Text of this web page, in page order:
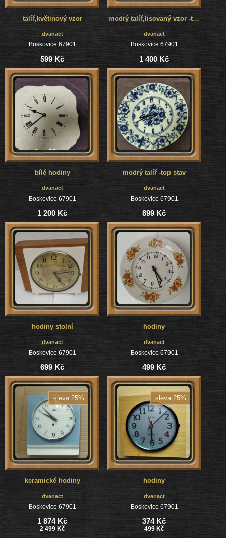
talíř,květinový vzor
dvanact
Boskovice 67901
599 Kč
modrý talíř,lisovaný vzor -top stav
dvanact
Boskovice 67901
1 400 Kč
bílé hodiny
dvanact
Boskovice 67901
1 200 Kč
modrý talíř -top stav
dvanact
Boskovice 67901
899 Kč
hodiny stolní
dvanact
Boskovice 67901
699 Kč
hodiny
dvanact
Boskovice 67901
499 Kč
sleva 25%
keramické hodiny
dvanact
Boskovice 67901
1 874 Kč
2 499 Kč
sleva 25%
hodiny
dvanact
Boskovice 67901
374 Kč
499 Kč